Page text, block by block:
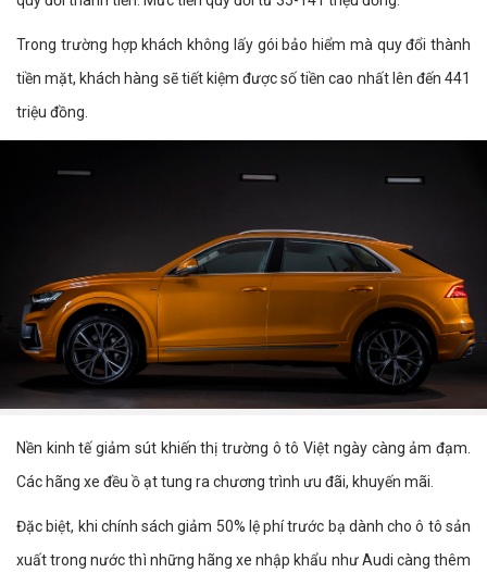
Trong trường hợp khách không lấy gói bảo hiểm mà quy đổi thành
tiền mặt, khách hàng sẽ tiết kiệm được số tiền cao nhất lên đến 441
triệu đồng.
Nền kinh tế giảm sút khiến thị trường ô tô Việt ngày càng ảm đạm.
Các hãng xe đều ồ ạt tung ra chương trình ưu đãi, khuyến mãi.
Đặc biệt, khi chính sách giảm 50% lệ phí trước bạ dành cho ô tô sản
xuất trong nước thì những hãng xe nhập khẩu như Audi càng thêm